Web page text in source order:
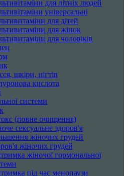
для літніх людей
універсальні
для дітей
для жінок
для чоловіків
шкіри, нігтів
кислота
системи
(повне очищення)
сексуальне здоров'я
жіночих грудей
жіночих грудей
жіночої гормональної
під час менопаузи